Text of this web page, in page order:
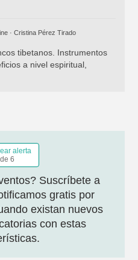
· Cristina Pérez Tirado
tibetanos. Instrumentos
a nivel espiritual,
alerta
6
Suscríbete a
gratis por
existan nuevos
con estas